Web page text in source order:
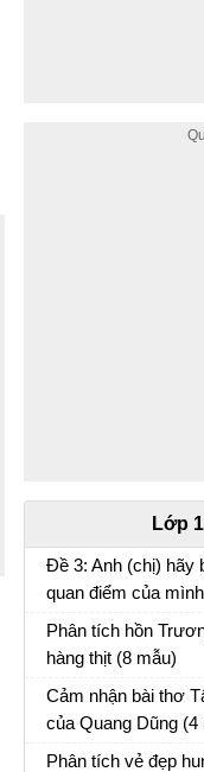
Lớp
Đề 3: Anh (chị) hãy
quan điểm của
của nhà văn Pháp
e: “Khi một tác
tinh thần ta lên và
những tình cảm cao
can đảm,...
Phân tích hồn
hàng thịt (8 mẫu)
Phân tích bài hồn
mẫu 12
Cảm nhận bài thơ
của Quang Dũng (4
Cảm nhận Tây Tiến
Phân tích vẻ đẹp